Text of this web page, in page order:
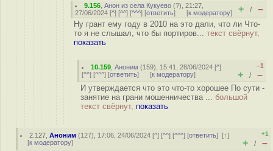
9.156 ,Анон из села Кукуево (?), 21:27,
27/06/2024 [^] [^^] [^^^] [ответить] [к модератору] + / –
Ну грант ему году в 2010 на это дали, что ли Что-
то я не слышал, что бы портиров... текст свёрнут,
показать
10.159 ,Аноним (159), 15:41, 28/06/2024 [^]
[^^] [^^^] [ответить] [к модератору]
–1
+ / –
И утверждается что это что-то хорошее По сути -
занятие на грани мошенничества ... большой
текст свёрнут, показать
2.127 ,Аноним (127), 17:06, 24/06/2024 [^] [^^] [^^^] [ответить][↑]
[к модератору]
+1
+ / –